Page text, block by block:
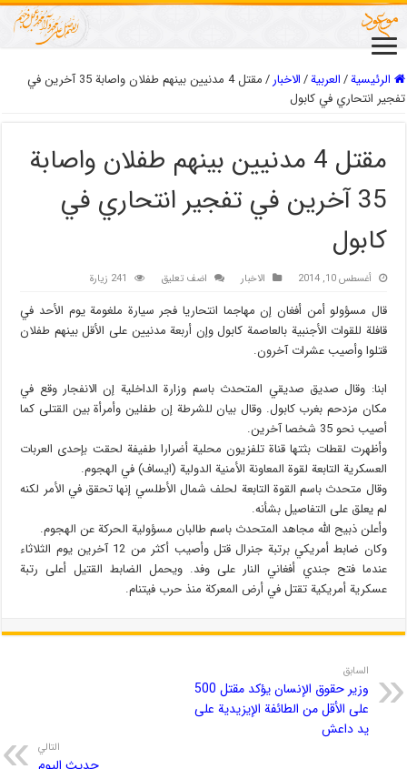
الرئيسية/العربیة/الاخبار/
مقتل 4 مدنيين بينهم طفلان واصابة 35 آخرين في
تفجير انتحاري في كابول
مقتل 4 مدنيين بينهم طفلان واصابة
35 آخرين في تفجير انتحاري في
كابول
أغسطس 10, 2014 الاخبار اضف تعليق 241 زيارة
قال مسؤولو أمن أفغان إن مهاجما انتحاريا فجر سيارة ملغومة يوم الأحد في
قافلة للقوات الأجنبية بالعاصمة كابول وإن أربعة مدنيين على الأقل بينهم طفلان
قتلوا وأصيب عشرات آخرون.
ابنا: وقال صديق صديقي المتحدث باسم وزارة الداخلية إن الانفجار وقع في
مكان مزدحم بغرب كابول. وقال بيان للشرطة إن طفلين وأمرأة بين القتلى كما
أصيب نحو 35 شخصا آخرين.
وأظهرت لقطات بثتها قناة تلفزيون محلية أضرارا طفيفة لحقت بإحدى العربات
العسكرية التابعة لقوة المعاونة الأمنية الدولية (ايساف) في الهجوم.
وقال متحدث باسم القوة التابعة لحلف شمال الأطلسي إنها تحقق في الأمر لكنه
لم يعلق على التفاصيل بشأنه.
وأعلن ذبيح الله مجاهد المتحدث باسم طالبان مسؤولية الحركة عن الهجوم.
وكان ضابط أمريكي برتبة جنرال قتل وأصيب أكثر من 12 آخرين يوم الثلاثاء
عندما فتح جندي أفغاني النار على وفد. ويحمل الضابط القتيل أعلى رتبة
عسكرية أمريكية تقتل في أرض المعركة منذ حرب فيتنام.
السابق
وزير حقوق الإنسان يؤكد مقتل 500
على الأقل من الطائفة الإيزيدية على
يد داعش
التالي